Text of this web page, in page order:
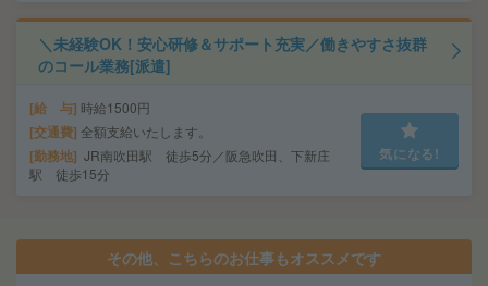
＼未経験OK！安心研修＆サポート充実／働きやすさ抜群
のコール業務[派遣]
給 与 時給1500円
交通費 全額支給いたします。
勤務地 JR南吹田駅 徒歩5分／阪急吹田、下新庄
駅 徒歩15分
気になる!
その他、こちらのお仕事もオススメです